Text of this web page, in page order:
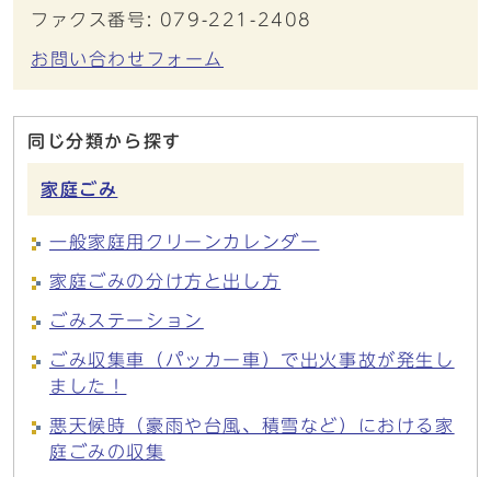
ファクス番号: 079-221-2408
お問い合わせフォーム
同じ分類から探す
家庭ごみ
一般家庭用クリーンカレンダー
家庭ごみの分け方と出し方
ごみステーション
ごみ収集車（パッカー車）で出火事故が発生し
ました！
悪天候時（豪雨や台風、積雪など）における家
庭ごみの収集